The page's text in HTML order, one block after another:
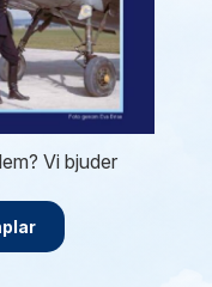
Vi bjuder